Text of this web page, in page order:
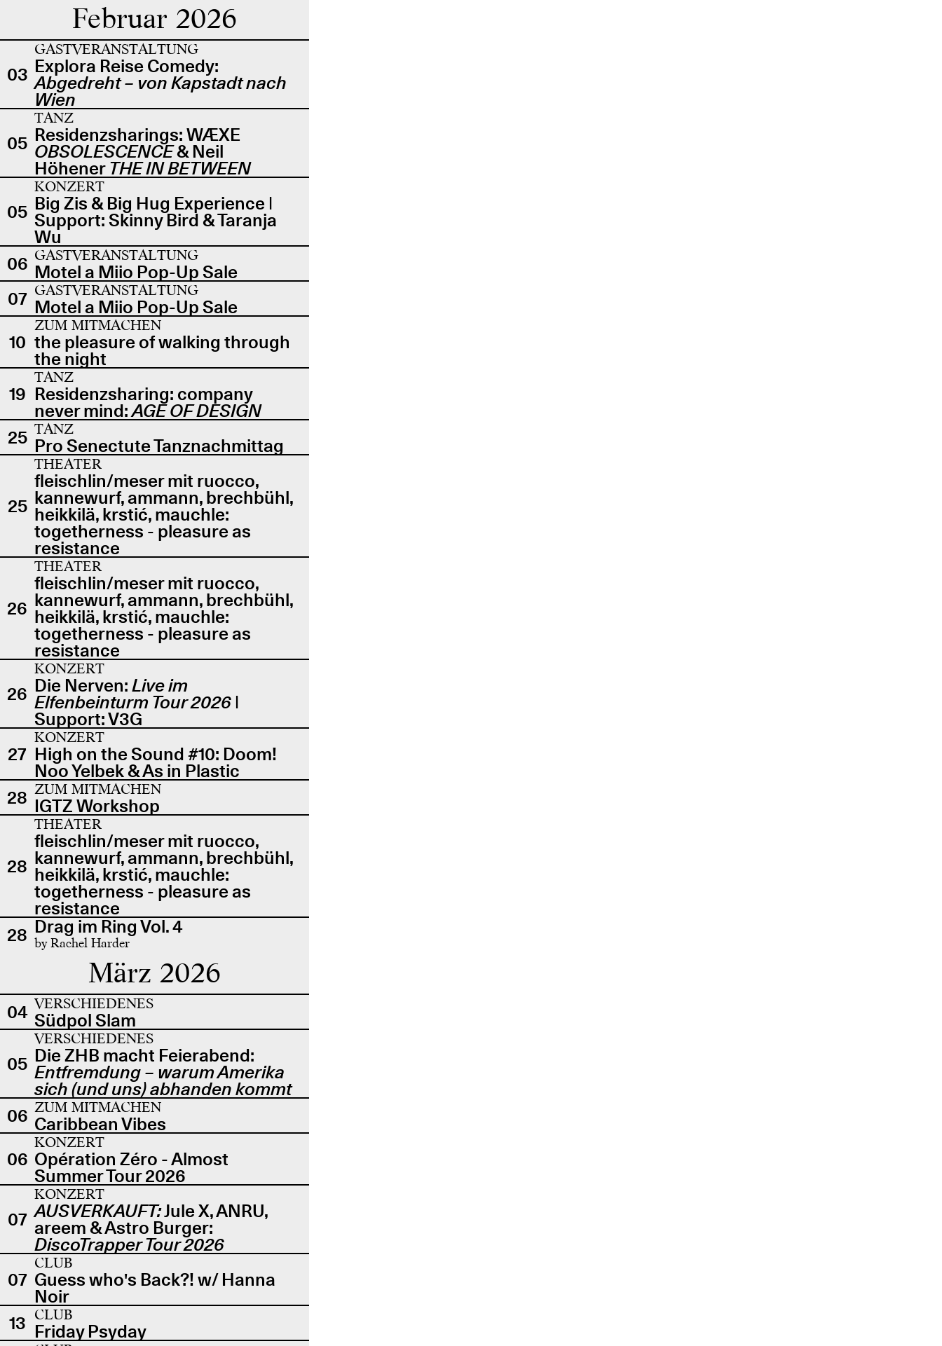
Februar 2026
03
GASTVERANSTALTUNG
Explora Reise Comedy:
Abgedreht – von Kapstadt nach
Wien
05
TANZ
Residenzsharings: WÆXE
OBSOLESCENCE& Neil
Höhener THE IN BETWEEN
05
KONZERT
Big Zis & Big Hug Experience |
Support: Skinny Bird & Taranja
Wu
06 GASTVERANSTALTUNG
Motel a Miio Pop-Up Sale
07 GASTVERANSTALTUNG
Motel a Miio Pop-Up Sale
10
ZUM MITMACHEN
the pleasure of walking through
the night
19
TANZ
Residenzsharing: company
never mind:AGE OF DESIGN
25 TANZ
Pro Senectute Tanznachmittag
25
THEATER
fleischlin/meser mit ruocco,
kannewurf, ammann, brechbühl,
heikkilä, krstić, mauchle:
togetherness - pleasure as
resistance
26
THEATER
fleischlin/meser mit ruocco,
kannewurf, ammann, brechbühl,
heikkilä, krstić, mauchle:
togetherness - pleasure as
resistance
26
KONZERT
Die Nerven:Live im
Elfenbeinturm Tour 2026 |
Support: V3G
27
KONZERT
High on the Sound #10: Doom!
Noo Yelbek & As in Plastic
28 ZUM MITMACHEN
IGTZ Workshop
28
THEATER
fleischlin/meser mit ruocco,
kannewurf, ammann, brechbühl,
heikkilä, krstić, mauchle:
togetherness - pleasure as
resistance
28 Drag im Ring Vol. 4
by Rachel Harder
März 2026
04 VERSCHIEDENES
Südpol Slam
05
VERSCHIEDENES
Die ZHB macht Feierabend:
Entfremdung – warum Amerika
sich (und uns) abhanden kommt
06 ZUM MITMACHEN
Caribbean Vibes
06
KONZERT
Opération Zéro - Almost
Summer Tour 2026
07
KONZERT
AUSVERKAUFT:Jule X, ANRU,
areem & Astro Burger:
DiscoTrapper Tour 2026
07
CLUB
Guess who's Back?! w/ Hanna
Noir
13 CLUB
Friday Psyday